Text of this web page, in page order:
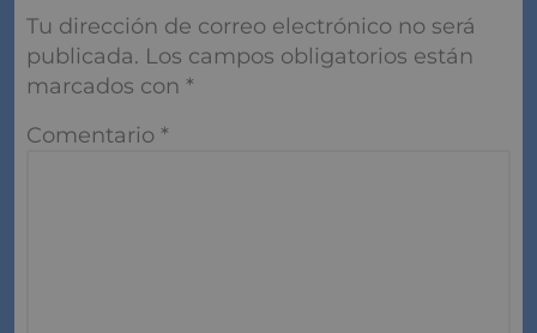
Tu dirección de correo electrónico no será
publicada. Los campos obligatorios están
marcados con *
Comentario *